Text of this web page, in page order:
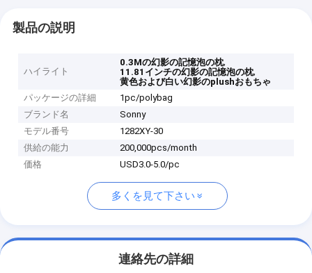
製品の説明
ハイライト
0.3Mの幻影の記憶泡の枕,
11.81インチの幻影の記憶泡の枕,
黄色および白い幻影のplushおもちゃ
パッケージの詳細
1pc/polybag
ブランド名
Sonny
モデル番号
1282XY-30
供給の能力
200,000pcs/month
価格
USD3.0-5.0/pc
多くを見て下さい
連絡先の詳細